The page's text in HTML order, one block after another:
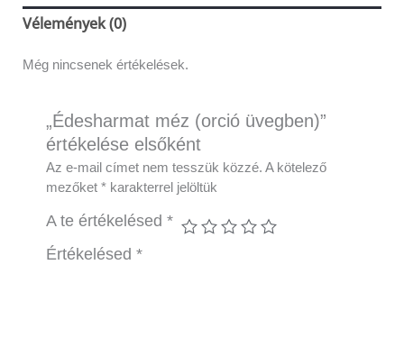
Vélemények (0)
Még nincsenek értékelések.
„Édesharmat méz (orció üvegben)”
értékelése elsőként
Az e-mail címet nem tesszük közzé. A kötelező
mezőket *karakterrel jelöltük
A te értékelésed *
Értékelésed *